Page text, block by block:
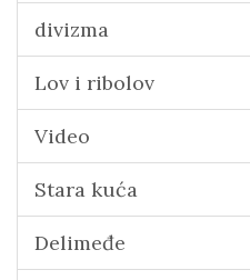
divizma
Lov i ribolov
Video
Stara kuća
Delimeđe